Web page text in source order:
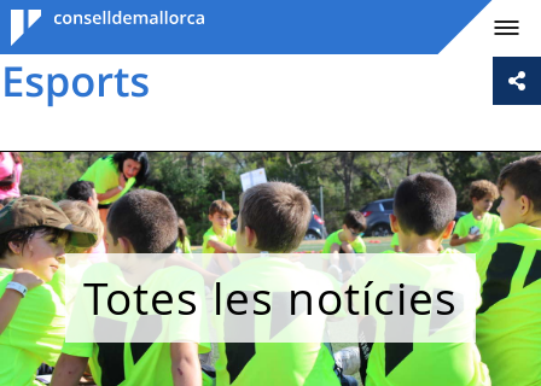
Consell de
Mallorca
Totes les notícies